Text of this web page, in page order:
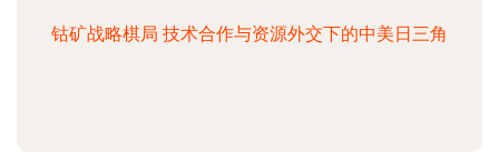
钴矿战略棋局 技术合作与资源外交下的中美日三角